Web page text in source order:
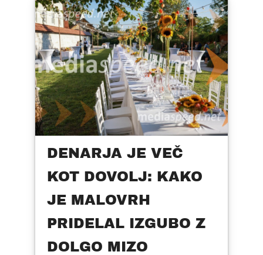
DENARJA JE VEČ
KOT DOVOLJ: KAKO
JE MALOVRH
PRIDELAL IZGUBO Z
DOLGO MIZO